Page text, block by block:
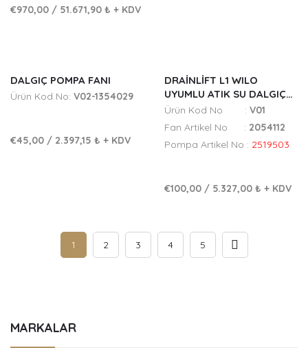
€970,00 / 51.671,90 ₺ + KDV
DALGIÇ POMPA FANI
Ürün Kod No: V02-1354029
€45,00 / 2.397,15 ₺ + KDV
DRAINLIFT L1 WILO
UYUMLU ATIK SU DALGIÇ
POMPA FANI
Ürün Kod No : V01
Fan Artikel No : 2054112
Pompa Artikel No : 2519503
€100,00 / 5.327,00 ₺ + KDV
1 2 3 4 5
MARKALAR